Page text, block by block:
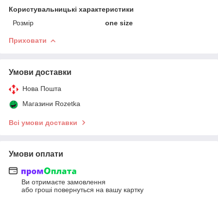
Користувальницькі характеристики
Розмір
one size
Приховати
Умови доставки
Нова Пошта
Магазини Rozetka
Всі умови доставки
Умови оплати
Ви отримаєте замовлення
або гроші повернуться на вашу картку